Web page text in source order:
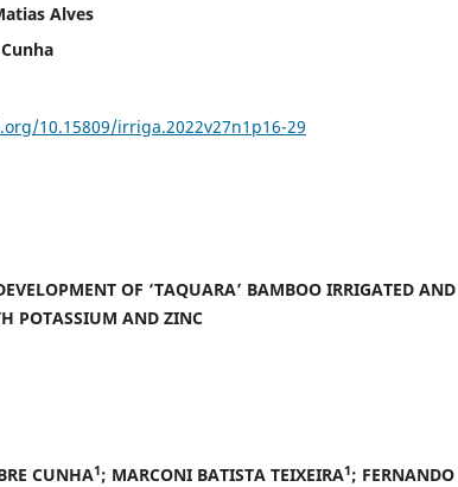
Alves
10.15809/irriga.2022v27n1p16-29
OF ‘TAQUARA’ BAMBOO IRRIGATED AND
POTASSIUM AND ZINC
CUNHA1; MARCONI BATISTA TEIXEIRA1; FERNANDO